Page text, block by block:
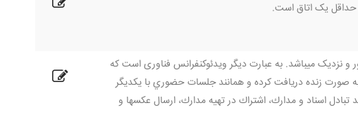
حداقل یک اتاق است.
و نزدیک میباشد. به عبارت دیگر ويدئوكنفرانس فناوری است که
صورت زنده دريافت کرده و همانند جلسات حضوري با يكديگر
تبادل اسناد و مدارك، اشتراك در تهيه مدارك، ارسال عكسها و